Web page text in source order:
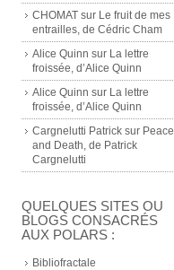
CHOMAT sur Le fruit de mes
entrailles, de Cédric Cham
Alice Quinn sur La lettre
froissée, d’Alice Quinn
Alice Quinn sur La lettre
froissée, d’Alice Quinn
Cargnelutti Patrick sur Peace
and Death, de Patrick
Cargnelutti
QUELQUES SITES OU
BLOGS CONSACRÉS
AUX POLARS :
Bibliofractale